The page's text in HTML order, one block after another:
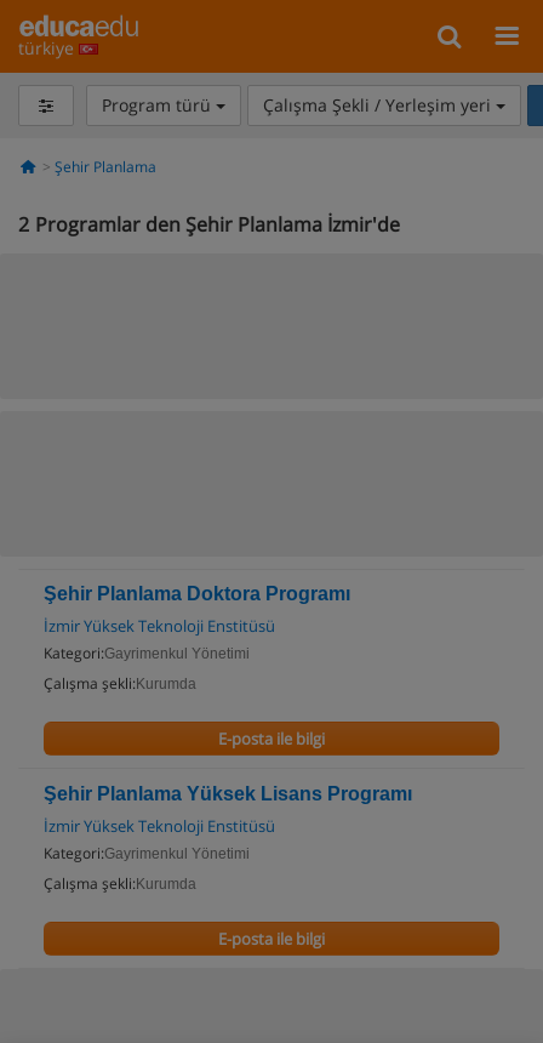
türkiye
Program türü Çalışma Şekli / Yerleşim yeri
Şehir Planlama
2 Programlar den Şehir Planlama İzmir'de
Şehir Planlama Doktora Programı
İzmir Yüksek Teknoloji Enstitüsü
Kategori:Gayrimenkul Yönetimi
Çalışma şekli: Kurumda
E-posta ile bilgi
Şehir Planlama Yüksek Lisans Programı
İzmir Yüksek Teknoloji Enstitüsü
Kategori:Gayrimenkul Yönetimi
Çalışma şekli: Kurumda
E-posta ile bilgi